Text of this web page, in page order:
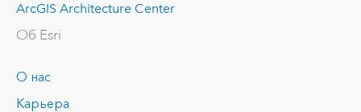
ArcGIS Architecture Center
Об Esri
О нас
Карьера